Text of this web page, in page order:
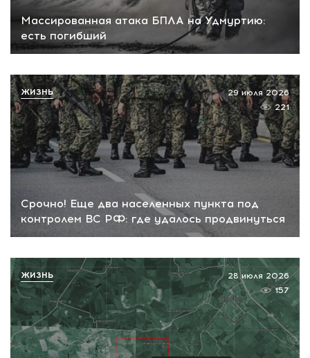
Массированная атака БПЛА на Удмуртию:
есть погибший
Срочно! Еще два населенных пункта под
контролем ВС РФ: где удалось продвинуться
29 июля 2026
221
ЖИЗНЬ
28 июля 2026
157
ЖИЗНЬ